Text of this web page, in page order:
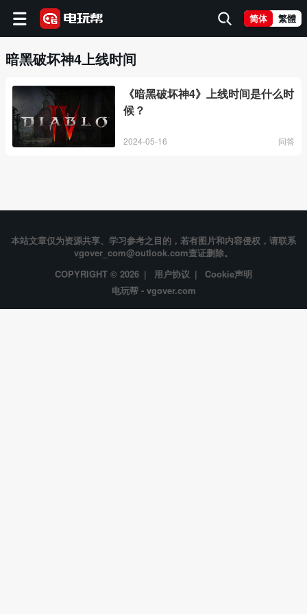
简体 繁體
暗黑破坏神4上线时间
《暗黑破坏神4》上线时间是什么时
候？
2024-05-16 问答
本站文章仅为资源共享、学习参考之目的，若有图片和内容侵权，请联系
vgover_com@outlook.com查证删除。
COPYRIGHT © 2026 | 用户协议 | Cookie声明
电玩帮 - vgover.com